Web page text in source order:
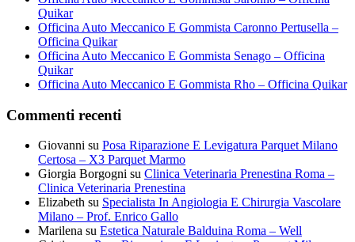
Quikar
Officina Auto Meccanico E Gommista Caronno Pertusella –
Officina Quikar
Officina Auto Meccanico E Gommista Senago – Officina
Quikar
Officina Auto Meccanico E Gommista Rho – Officina Quikar
Commenti recenti
Giovanni su Posa Riparazione E Levigatura Parquet Milano
Certosa – X3 Parquet Marmo
Giorgia Borgogni su Clinica Veterinaria Prenestina Roma –
Clinica Veterinaria Prenestina
Elizabeth su Specialista In Angiologia E Chirurgia Vascolare
Milano – Prof. Enrico Gallo
Marilena su Estetica Naturale Balduina Roma – Well